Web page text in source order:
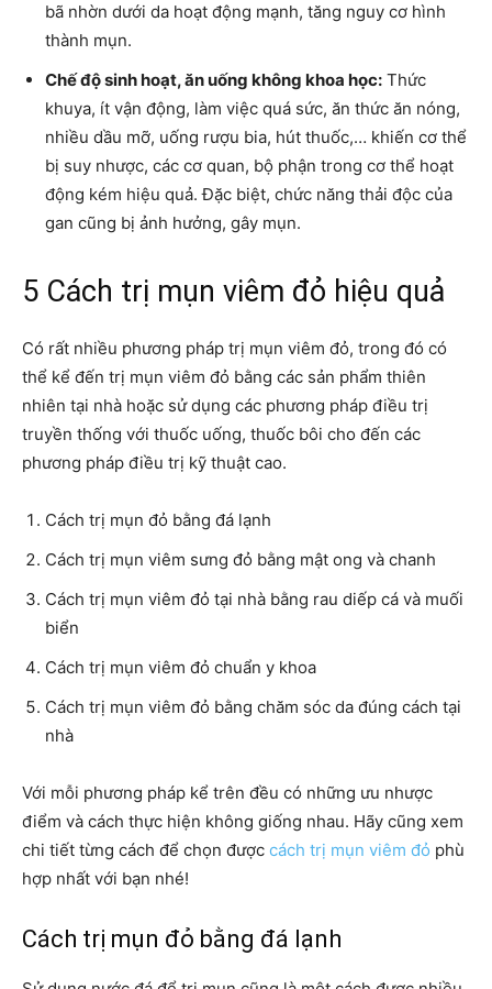
bã nhờn dưới da hoạt động mạnh, tăng nguy cơ hình
thành mụn.
Chế độ sinh hoạt, ăn uống không khoa học: Thức
khuya, ít vận động, làm việc quá sức, ăn thức ăn nóng,
nhiều dầu mỡ, uống rượu bia, hút thuốc,… khiến cơ thể
bị suy nhược, các cơ quan, bộ phận trong cơ thể hoạt
động kém hiệu quả. Đặc biệt, chức năng thải độc của
gan cũng bị ảnh hưởng, gây mụn.
5 Cách trị mụn viêm đỏ hiệu quả
Có rất nhiều phương pháp trị mụn viêm đỏ, trong đó có
thể kể đến trị mụn viêm đỏ bằng các sản phẩm thiên
nhiên tại nhà hoặc sử dụng các phương pháp điều trị
truyền thống với thuốc uống, thuốc bôi cho đến các
phương pháp điều trị kỹ thuật cao.
Cách trị mụn đỏ bằng đá lạnh
Cách trị mụn viêm sưng đỏ bằng mật ong và chanh
Cách trị mụn viêm đỏ tại nhà bằng rau diếp cá và muối
biển
Cách trị mụn viêm đỏ chuẩn y khoa
Cách trị mụn viêm đỏ bằng chăm sóc da đúng cách tại
nhà
Với mỗi phương pháp kể trên đều có những ưu nhược
điểm và cách thực hiện không giống nhau. Hãy cũng xem
chi tiết từng cách để chọn được cách trị mụn viêm đỏ phù
hợp nhất với bạn nhé!
Cách trị mụn đỏ bằng đá lạnh